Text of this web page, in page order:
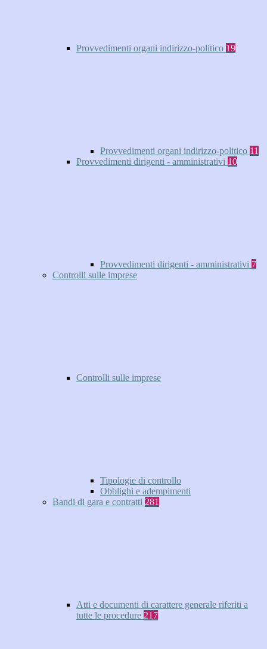
Provvedimenti organi indirizzo-politico 19
Provvedimenti organi indirizzo-politico 11
Provvedimenti dirigenti - amministrativi 10
Provvedimenti dirigenti - amministrativi 7
Controlli sulle imprese
Controlli sulle imprese
Tipologie di controllo
Obblighi e adempimenti
Bandi di gara e contratti 281
Atti e documenti di carattere generale riferiti a
tutte le procedure 217